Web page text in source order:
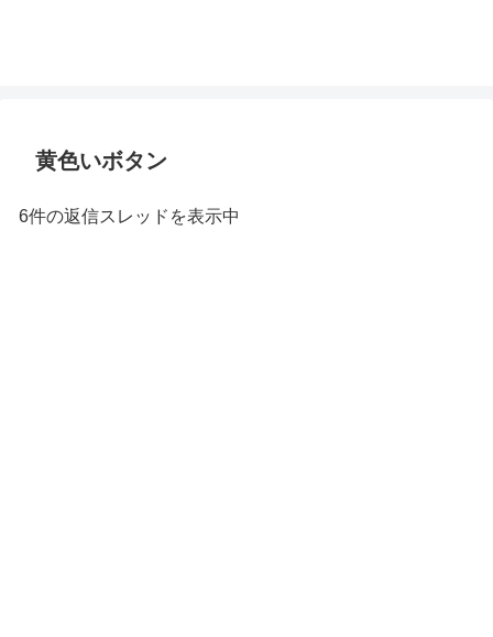
黄色いボタン
6件の返信スレッドを表示中